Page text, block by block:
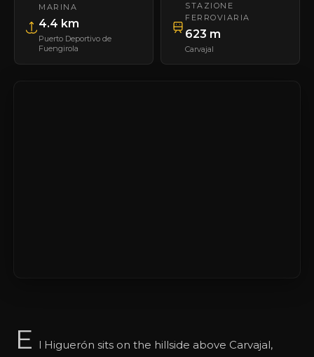
MARINA
4.4 km
Puerto Deportivo de
Fuengirola
STAZIONE
FERROVIARIA
623 m
Carvajal
E
l Higuerón sits on the hillside above Carvajal,